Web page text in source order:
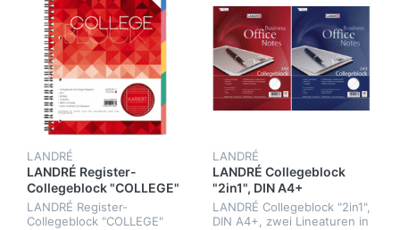
LANDRÉ
LANDRÉ Register-
Collegeblock "COLLEGE"
DIN A4
LANDRÉ Register-
Collegeblock "COLLEGE"
LANDRÉ
LANDRÉ Collegeblock
"2in1", DIN A4+
LANDRÉ Collegeblock "2in1",
DIN A4+, zwei Lineaturen in